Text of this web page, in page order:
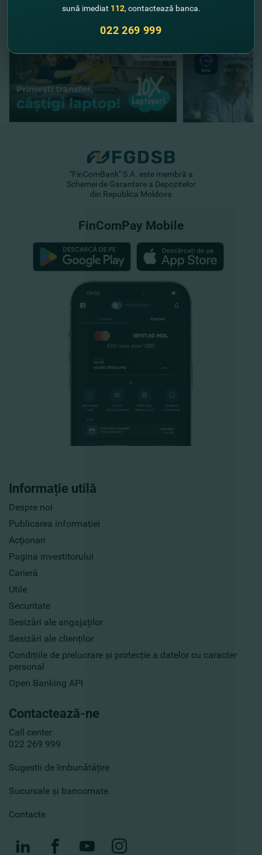
Informație utilă
Despre noi
Publicarea informaţiei
Acţionari
Pagina investitorului
Carieră
Utile
Securitate
Sesizări ale angajaților
Sesizări ale clienților
Condițiile de prelucrare și protecție a datelor cu caracter
personal
Open Banking API
Contactează-ne
Call center
022 269 999
Sugestii de îmbunătățire
Sucursale și bancomate
Contacte
"FinComBank" S.A. este membră a
Schemei de Garantare a Depozitelor
din Republica Moldova
FinComPay Mobile
sună imediat 112, contactează banca.
022 269 999